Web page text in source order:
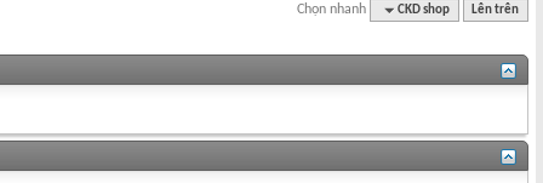
Chọn nhanh CKD shop Lên trên